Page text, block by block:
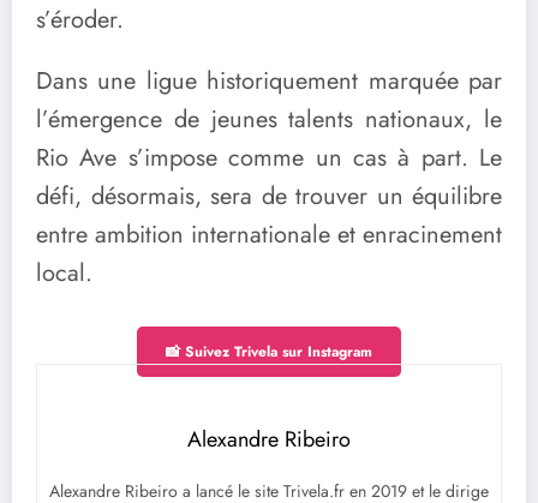
s’éroder.
Dans une ligue historiquement marquée par
l’émergence de jeunes talents nationaux, le
Rio Ave s’impose comme un cas à part. Le
défi, désormais, sera de trouver un équilibre
entre ambition internationale et enracinement
local.
📸 Suivez Trivela sur Instagram
Alexandre Ribeiro
Alexandre Ribeiro a lancé le site Trivela.fr en 2019 et le dirige